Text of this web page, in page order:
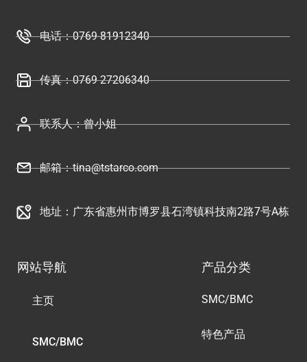
电话：0769-81912340
传真：0769 27206340
联系人：曾小姐
邮箱：tina@tstarco.com
地址：广东省惠州市博罗县石湾镇科技南2路7号A栋
网站导航
主页
SMC/BMC
产品分类
SMC/BMC
特色产品